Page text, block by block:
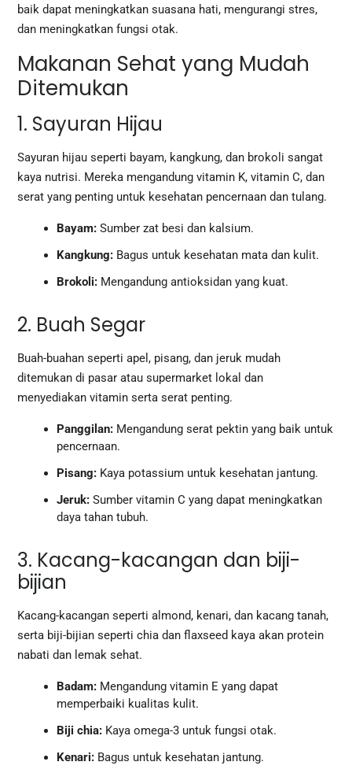
baik dapat meningkatkan suasana hati, mengurangi stres,
dan meningkatkan fungsi otak.
Makanan Sehat yang Mudah
Ditemukan
1. Sayuran Hijau
Sayuran hijau seperti bayam, kangkung, dan brokoli sangat
kaya nutrisi. Mereka mengandung vitamin K, vitamin C, dan
serat yang penting untuk kesehatan pencernaan dan tulang.
Bayam:Sumber zat besi dan kalsium.
Kangkung:Bagus untuk kesehatan mata dan kulit.
Brokoli:Mengandung antioksidan yang kuat.
2. Buah Segar
Buah-buahan seperti apel, pisang, dan jeruk mudah
ditemukan di pasar atau supermarket lokal dan
menyediakan vitamin serta serat penting.
Panggilan:Mengandung serat pektin yang baik untuk
pencernaan.
Pisang:Kaya potassium untuk kesehatan jantung.
Jeruk:Sumber vitamin C yang dapat meningkatkan
daya tahan tubuh.
3. Kacang-kacangan dan biji-
bijian
Kacang-kacangan seperti almond, kenari, dan kacang tanah,
serta biji-bijian seperti chia dan flaxseed kaya akan protein
nabati dan lemak sehat.
Badam:Mengandung vitamin E yang dapat
memperbaiki kualitas kulit.
Biji chia:Kaya omega-3 untuk fungsi otak.
Kenari:Bagus untuk kesehatan jantung.